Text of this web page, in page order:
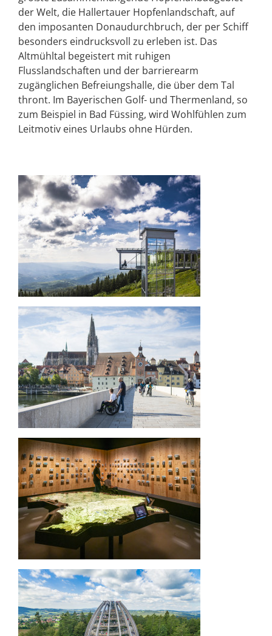
der Welt, die Hallertauer Hopfenlandschaft, auf
den imposanten Donaudurchbruch, der per Schiff
besonders eindrucksvoll zu erleben ist. Das
Altmühltal begeistert mit ruhigen
Flusslandschaften und der barrierearm
zugänglichen Befreiungshalle, die über dem Tal
thront. Im Bayerischen Golf- und Thermenland, so
zum Beispiel in Bad Füssing, wird Wohlfühlen zum
Leitmotiv eines Urlaubs ohne Hürden.